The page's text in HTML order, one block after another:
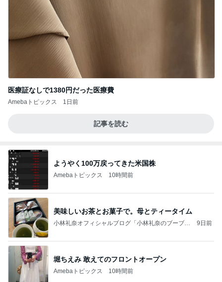
医療証なしで1380円だった医療費
Amebaトピックス 1日前
記事を読む
ようやく100万戻ってきた米国株
Amebaトピックス 10時間前
美味しいお茶とお菓子で。母とティータイム
小林礼奈オフィシャルブログ「小林礼奈のブーブー
9日前
堀ちえみ 敢えてのフロントオープン
Amebaトピックス 10時間前